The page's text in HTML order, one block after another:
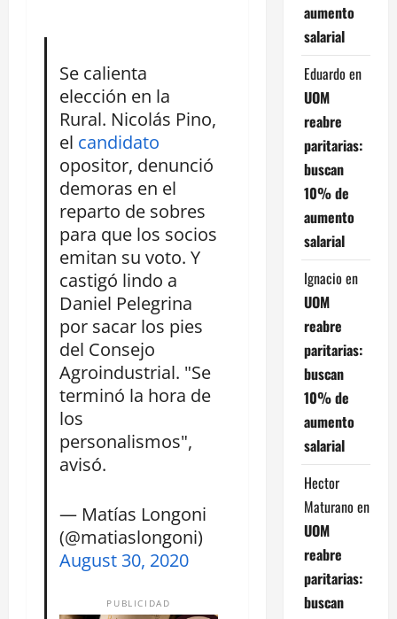
Se calienta
elección en la
Rural. Nicolás Pino,
el candidato
opositor, denunció
demoras en el
reparto de sobres
para que los socios
emitan su voto. Y
castigó lindo a
Daniel Pelegrina
por sacar los pies
del Consejo
Agroindustrial. "Se
terminó la hora de
los
personalismos",
avisó.
— Matías Longoni
(@matiaslongoni)
August 30, 2020
PUBLICIDAD
aumento
salarial
Eduardo en
UOM
reabre
paritarias:
buscan
10% de
aumento
salarial
Ignacio en
UOM
reabre
paritarias:
buscan
10% de
aumento
salarial
Hector
Maturano en
UOM
reabre
paritarias:
buscan